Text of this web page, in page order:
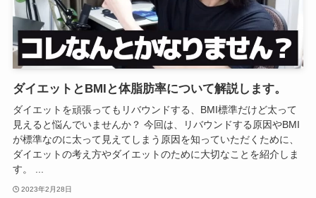
ダイエットとBMIと体脂肪率について解説します。
ダイエットを頑張ってもリバウンドする、BMI標準だけど太って
見えると悩んでいませんか？ 今回は、リバウンドする原因やBMI
が標準なのに太って見えてしまう原因を知っていただくために、
ダイエットの考え方やダイエットのために大切なことを紹介しま
す。 ...
2023年2月28日